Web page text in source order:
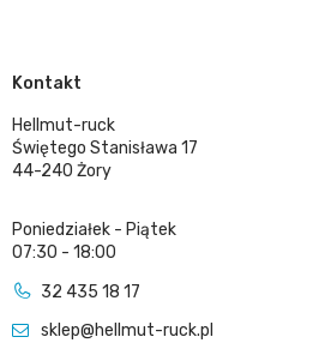
Kontakt
Hellmut-ruck
Świętego Stanisława 17
44-240 Żory
Poniedziałek - Piątek
07:30 - 18:00
32 435 18 17
sklep@hellmut-ruck.pl